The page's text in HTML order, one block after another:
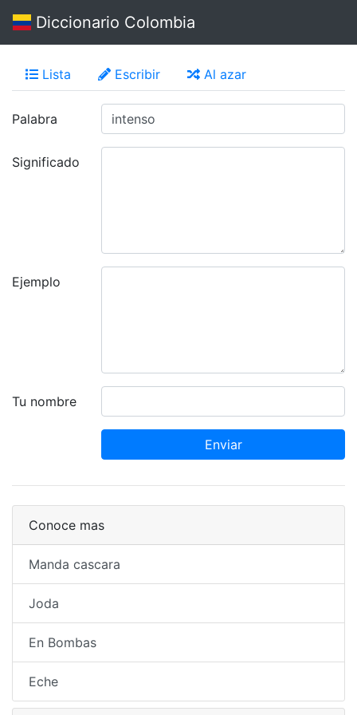
Diccionario Colombia
Lista Escribir Al azar
Palabra
Significado
Ejemplo
Tu nombre
Enviar
Conoce mas
Manda cascara
Joda
En Bombas
Eche